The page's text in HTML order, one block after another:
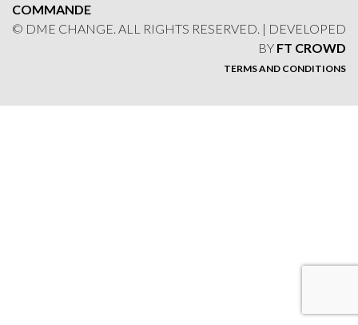
COMMANDE
© DME CHANGE. ALL RIGHTS RESERVED. | DEVELOPED
BY FT CROWD
TERMS AND CONDITIONS